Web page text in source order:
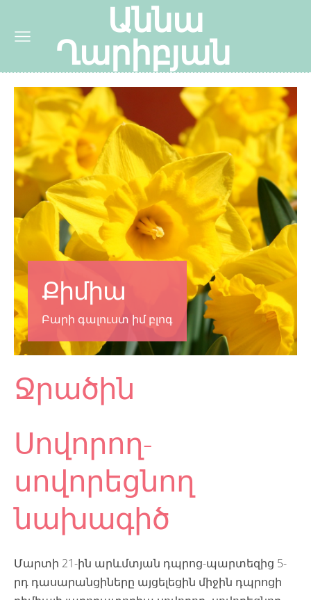
Աննա
Ղարիբյան
Քիմիա
Բարի գալուստ իմ բլոգ
Ջրածին
Սովորող-
սովորեցնող
նախագիծ
Մարտի 21-ին արևմտյան դպրոց-պարտեզից 5-
րդ դասարանցիները այցելեցին միջին դպրոցի